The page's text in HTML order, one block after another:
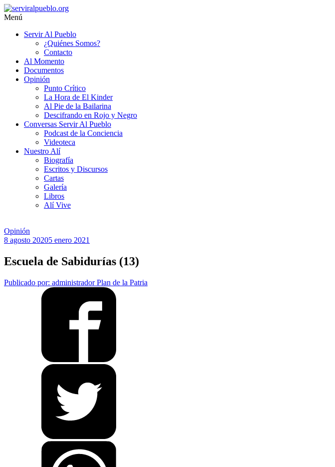
Saltar
al
#SomosServirAlPueblo
Menú
Servir Al Pueblo
¿Quiénes Somos?
Contacto
Al Momento
Documentos
Opinión
Punto Crítico
La Hora de El Kinder
Al Pie de la Bailarina
Descifrando en Rojo y Negro
Conversas Servir Al Pueblo
Podcast de la Conciencia
Videoteca
Nuestro Alí
Biografía
Escritos y Discursos
Cartas
Galería
Libros
Alí Vive
Opinión
8 agosto 20205 enero 2021
Escuela de Sabidurías (13)
Publicado por: administradorPlan de la Patria